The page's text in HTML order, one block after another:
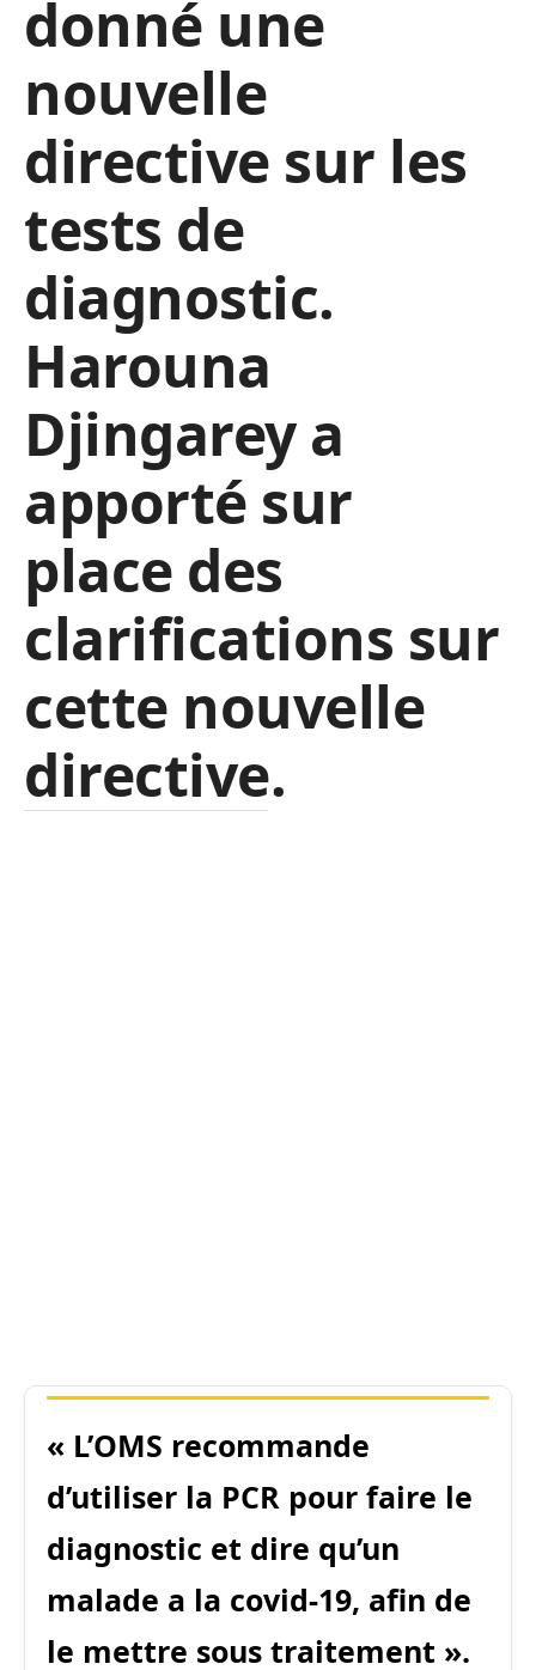
donné une
nouvelle
directive sur les
tests de
diagnostic.
Harouna
Djingarey a
apporté sur
place des
clarifications sur
cette nouvelle
directive.
« L’OMS recommande
d’utiliser la PCR pour faire le
diagnostic et dire qu’un
malade a la covid-19, afin de
le mettre sous traitement ».